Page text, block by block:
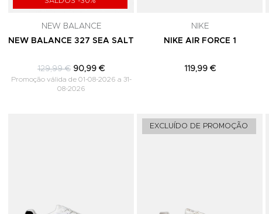
NEW BALANCE
NEW BALANCE 327 SEA SALT
129,99 € 90,99 €
Promoção válida de 01-08-2026 a 31-
08-2026
NIKE
NIKE AIR FORCE 1
119,99 €
Adicionar aos Favoritos
EXCLUÍDO DE PROMOÇÃO